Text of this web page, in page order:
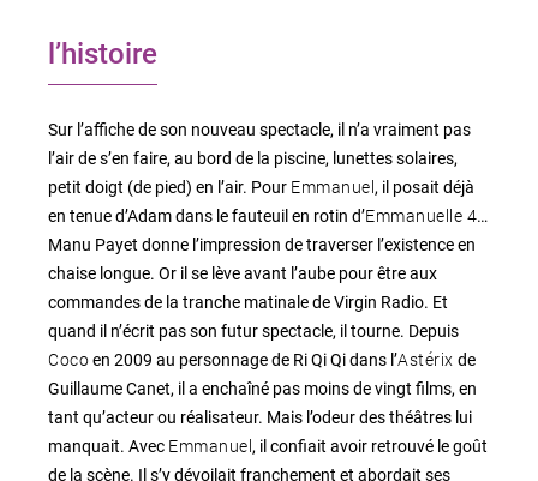
l’histoire
Sur l’affiche de son nouveau spectacle, il n’a vraiment pas
l’air de s’en faire, au bord de la piscine, lunettes solaires,
petit doigt (de pied) en l’air. Pour Emmanuel, il posait déjà
en tenue d’Adam dans le fauteuil en rotin d’Emmanuelle 4…
Manu Payet donne l’impression de traverser l’existence en
chaise longue. Or il se lève avant l’aube pour être aux
commandes de la tranche matinale de Virgin Radio. Et
quand il n’écrit pas son futur spectacle, il tourne. Depuis
Cocoen 2009 au personnage de Ri Qi Qi dans l’Astérix de
Guillaume Canet, il a enchaîné pas moins de vingt films, en
tant qu’acteur ou réalisateur. Mais l’odeur des théâtres lui
manquait. Avec Emmanuel, il confiait avoir retrouvé le goût
de la scène. Il s’y dévoilait franchement et abordait ses